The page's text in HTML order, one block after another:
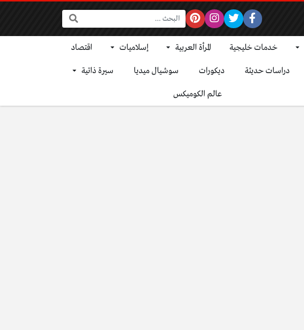
البحث:
خدمات خليجية المرأة العربية إسلاميات اقتصاد
دراسات حديثة ديكورات سوشيال ميديا سيرة ذاتية
عالم الكوميكس